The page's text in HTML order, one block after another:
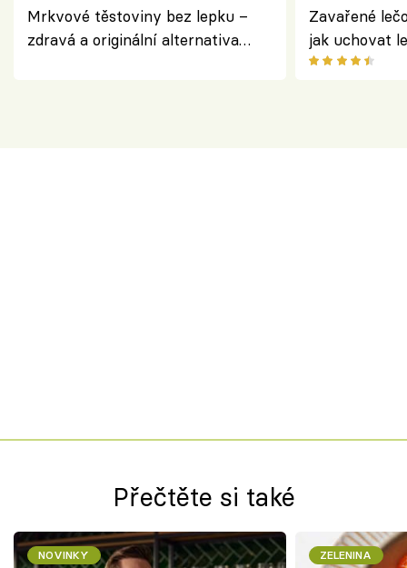
Mrkvové těstoviny bez lepku –
zdravá a originální alternativa
Zavařené
jak uchovat
Přečtěte si také
NOVINKY ZELENINA